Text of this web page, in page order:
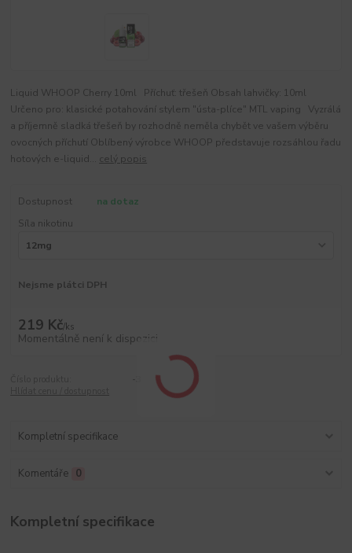
Liquid WHOOP Cherry 10ml Příchuť: třešeň Obsah lahvičky: 10ml
Určeno pro: klasické potahování stylem "ústa-plíce" MTL vaping Vyzrálá
a příjemně sladká třešeň by rozhodně neměla chybět ve vašem výběru
ovocných příchutí Oblíbený výrobce WHOOP představuje rozsáhlou řadu
hotových e-liquid... celý popis
Dostupnost
na dotaz
Síla nikotinu
Nejsme plátci DPH
219 Kč/ks
Momentálně není k dispozici
Kompletní specifikace
Komentáře 0
Kompletní specifikace